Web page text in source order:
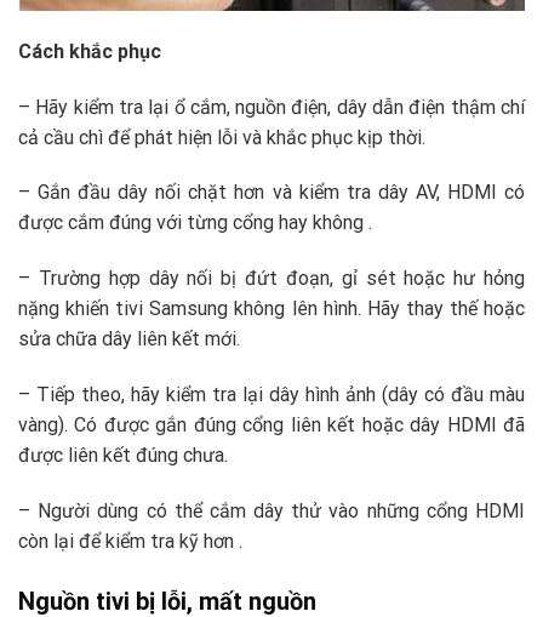
Cách khắc phục
– Hãy kiểm tra lại ổ cắm, nguồn điện, dây dẫn điện thậm chí
cả cầu chì để phát hiện lỗi và khắc phục kịp thời.
– Gắn đầu dây nối chặt hơn và kiểm tra dây AV, HDMI có
được cắm đúng với từng cổng hay không .
– Trường hợp dây nối bị đứt đoạn, gỉ sét hoặc hư hỏng
nặng khiến tivi Samsung không lên hình. Hãy thay thế hoặc
sửa chữa dây liên kết mới.
– Tiếp theo, hãy kiểm tra lại dây hình ảnh (dây có đầu màu
vàng). Có được gắn đúng cổng liên kết hoặc dây HDMI đã
được liên kết đúng chưa.
– Người dùng có thể cắm dây thử vào những cổng HDMI
còn lại để kiểm tra kỹ hơn .
Nguồn tivi bị lỗi, mất nguồn